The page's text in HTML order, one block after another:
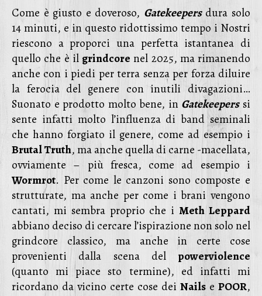
Come è giusto e doveroso, Gatekeepersdura solo
14 minuti, e in questo ridottissimo tempo i Nostri
riescono a proporci una perfetta istantanea di
quello che è il grindcore nel 2025, ma rimanendo
anche con i piedi per terra senza per forza diluire
la ferocia del genere con inutili divagazioni…
Suonato e prodotto molto bene, in Gatekeeperssi
sente infatti molto l’influenza di band seminali
che hanno forgiato il genere, come ad esempio i
Brutal Truth, ma anche quella di carne -macellata,
ovviamente – più fresca, come ad esempio i
Wormrot. Per come le canzoni sono composte e
strutturate, ma anche per come i brani vengono
cantati, mi sembra proprio che iMeth Leppard
abbiano deciso di cercare l’ispirazione non solo nel
grindcore classico, ma anche in certe cose
provenienti dalla scena del powerviolence
(quanto mi piace sto termine), ed infatti mi
ricordano da vicino certe cose dei Nails e POOR,